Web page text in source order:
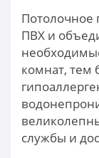
Потолочное
ПВХ и
комнат, тем
службы и